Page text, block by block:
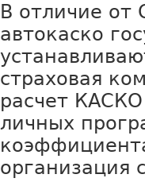
В отличие от
автокаско
страховая
расчет
личных
организация